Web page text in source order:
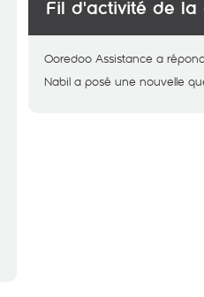
Fil d'activité de la
Ooredoo Assistance a
Nabil a posé une nouvelle